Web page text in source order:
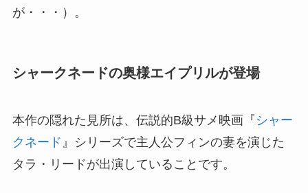
が・・・）。
シャークネードの奥様エイプリルが登場
本作の隠れた見所は、伝説的B級サメ映画『 シャー
クネード 』シリーズで主人公フィンの妻を演じた
タラ・リードが出演していることです。